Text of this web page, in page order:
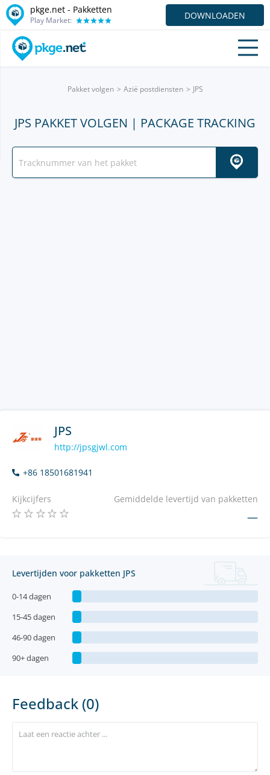
pkge.net - Pakketten
Play Market: DOWNLOADEN
Pakket volgen Azië postdiensten JPS
JPS PAKKET VOLGEN | PACKAGE TRACKING
JPS
http://jpsgjwl.com
+86 18501681941
Kijkcijfers Gemiddelde levertijd van pakketten
—
Levertijden voor pakketten JPS
0-14 dagen
15-45 dagen
46-90 dagen
90+ dagen
Feedback (0)